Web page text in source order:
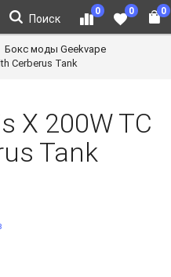
Поиск
0 0 0
Бокс моды Geekvape
Cerberus Tank
X 200W TC
Tank